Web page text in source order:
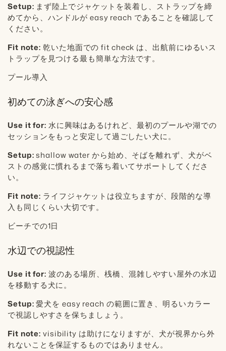
Setup: まず陸上でジャケットを装着し、ストラップを締
めてから、ハンドルが easy reach であることを確認して
ください。
Fit note: 乾いた地面での fit check は、出航前にゆるいス
トラップを見つける最も簡単な方法です。
プール導入
初めての泳ぎへの安心感
Use it for: 水に興味はあるけれど、最初のプールや湖での
セッションをもっと安定して過ごしたい犬に。
Setup:shallow water から始め、そばを離れず、犬がベ
ストの感覚に慣れるまで落ち着いてサポートしてくださ
い。
Fit note: ライフジャケットは役立ちますが、段階的な導
入も同じくらい大切です。
ビーチでの1日
水辺での視認性
Use it for: 波のある場所、桟橋、混雑しやすい屋外の水辺
を移動する犬に。
Setup:愛犬を easy reach の範囲に置き、明るいカラー
で視認しやすさを保ちましょう。
Fit note: visibility は助けになりますが、犬が視界から外
れないことを保証するものではありません。